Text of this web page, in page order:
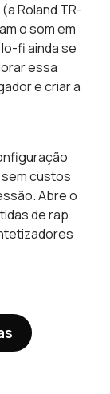
Roland TR-
o som em
fi ainda se
essa
e criar a
custos
Abre o
de rap